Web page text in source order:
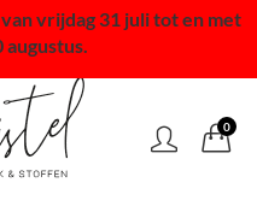
vrijdag 31 juli tot en met
augustus.
0